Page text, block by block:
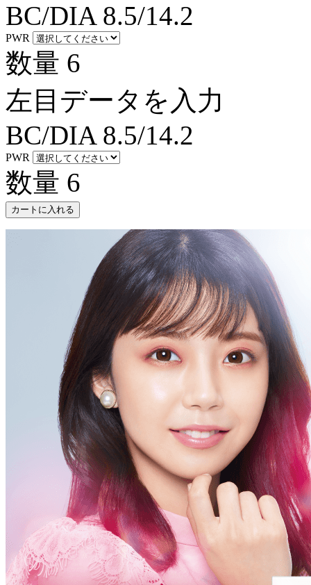
BC/DIA 8.5/14.2
PWR
数量 6
左目データを入力
BC/DIA 8.5/14.2
PWR
数量 6
カートに入れる